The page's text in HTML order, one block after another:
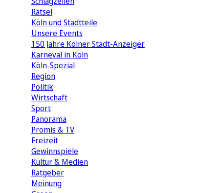
Rätsel
Köln und Stadtteile
Unsere Events
150 Jahre Kölner Stadt-Anzeiger
Karneval in Köln
Köln-Spezial
Region
Politik
Wirtschaft
Sport
Panorama
Promis & TV
Freizeit
Gewinnspiele
Kultur & Medien
Ratgeber
Meinung